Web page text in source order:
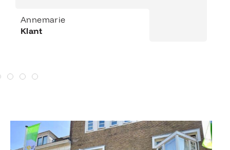
Annemarie
Klant